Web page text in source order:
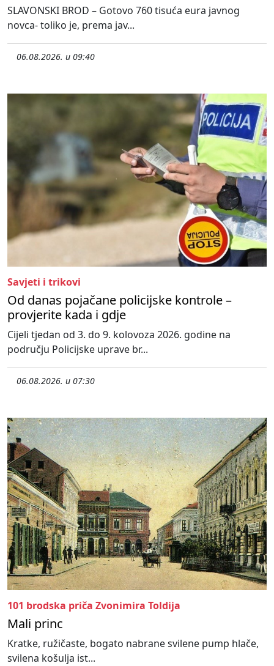
SLAVONSKI BROD – Gotovo 760 tisuća eura javnog
novca- toliko je, prema jav...
06.08.2026. u 09:40
Savjeti i trikovi
Od danas pojačane policijske kontrole –
provjerite kada i gdje
Cijeli tjedan od 3. do 9. kolovoza 2026. godine na
području Policijske uprave br...
06.08.2026. u 07:30
101 brodska priča Zvonimira Toldija
Mali princ
Kratke, ružičaste, bogato nabrane svilene pump hlače,
svilena košulja ist...